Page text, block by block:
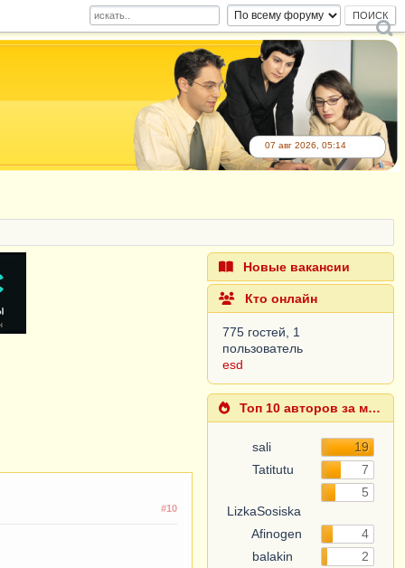
07 авг 2026, 05:14
#10
Новые вакансии
Кто онлайн
775 гостей, 1
пользователь
esd
Топ 10 авторов за месяц
19
Tatitutu
7
5
Afinogen
balakin
2
Tradesoft
2